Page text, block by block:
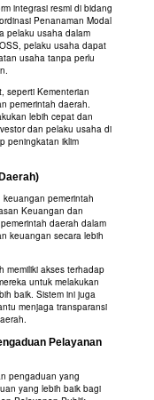
integrasi resmi di bidang
Penanaman Modal
pelaku usaha dalam
pelaku usaha dapat
usaha tanpa perlu
seperti Kementerian
pemerintah daerah.
lebih cepat dan
dan pelaku usaha di
peningkatan iklim
pemerintah
Keuangan dan
daerah dalam
keuangan secara lebih
memiliki akses terhadap
untuk melakukan
baik. Sistem ini juga
menjaga transparansi
Pelayanan
pengaduan yang
yang lebih baik bagi